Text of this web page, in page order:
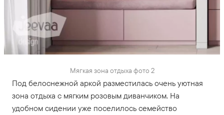
Мягкая зона отдыха фото 2
Под белоснежной аркой разместилась очень уютная
зона отдыха с мягким розовым диванчиком. На
удобном сидении уже поселилось семейство